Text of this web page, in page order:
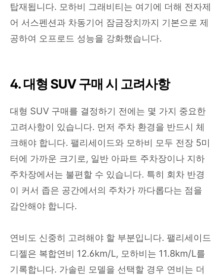
탑재됩니다. 모하비 그래비티는 여기에 더해 전자제
어 서스펜션과 차동기어 잠금장치까지 기본으로 제
공하여 오프로드 성능을 강화했습니다.
4. 대형 SUV 구매 시 고려사항
대형 SUV 구매를 결정하기 전에는 몇 가지 중요한
고려사항이 있습니다. 먼저 주차 환경을 반드시 체
크해야 합니다. 팰리세이드와 모하비 모두 전장 5미
터에 가까운 크기로, 일반 아파트 주차장이나 지하
주차장에서는 불편할 수 있습니다. 특히 회차 반경
이 커서 좁은 공간에서의 주차가 까다롭다는 점을
감안해야 합니다.
연비도 신중히 고려해야 할 부분입니다. 팰리세이드
디젤은 복합연비 12.6km/L, 모하비는 11.8km/L를
기록합니다. 가솔린 모델을 선택할 경우 연비는 더